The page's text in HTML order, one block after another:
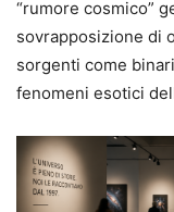
“rumore cosmico”
sovrapposizione di
sorgenti come
fenomeni esotici